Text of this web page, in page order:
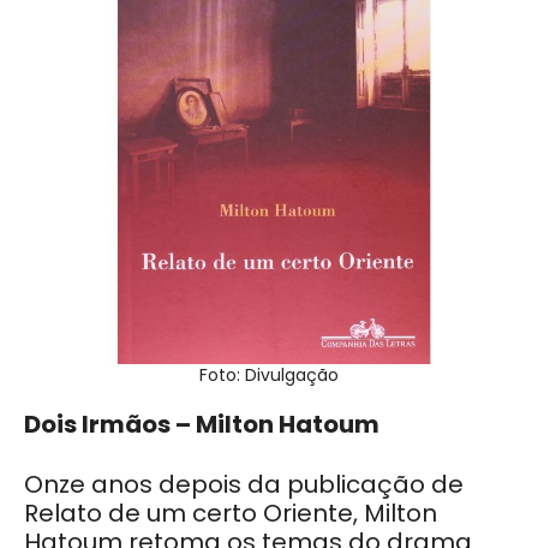
Foto: Divulgação
Dois Irmãos – Milton Hatoum
Onze anos depois da publicação de
Relato de um certo Oriente, Milton